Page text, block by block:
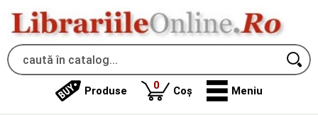
Produse 0produse
Coș Meniu